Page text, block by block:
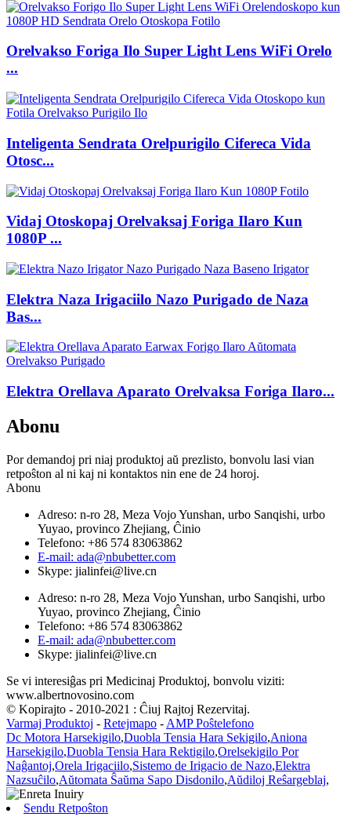
Orelvakso Foriga Ilo Super Light Lens WiFi Orelo
...
Inteligenta Sendrata Orelpurigilo Cifereca Vida
Otosc...
Vidaj Otoskopaj Orelvaksaj Foriga Ilaro Kun
1080P ...
Elektra Naza Irigaciilo Nazo Purigado de Naza
Bas...
Elektra Orellava Aparato Orelvaksa Foriga Ilaro...
Abonu
Por demandoj pri niaj produktoj aŭ prezlisto, bonvolu lasi vian
retpoŝton al ni kaj ni kontaktos nin ene de 24 horoj.
Abonu
Adreso: n-ro 28, Meza Vojo Yunshan, urbo Sanqishi, urbo
Yuyao, provinco Zhejiang, Ĉinio
Telefono: +86 574 83063862
E-mail: ada@nbubetter.com
Skype: jialinfei@live.cn
Adreso: n-ro 28, Meza Vojo Yunshan, urbo Sanqishi, urbo
Yuyao, provinco Zhejiang, Ĉinio
Telefono: +86 574 83063862
E-mail: ada@nbubetter.com
Skype: jialinfei@live.cn
Se vi interesiĝas pri Medicinaj Produktoj, bonvolu viziti:
www.albertnovosino.com
© Kopirajto - 2010-2021 : Ĉiuj Rajtoj Rezervitaj.
Varmaj Produktoj - Retejmapo - AMP Poŝtelefono
Dc Motora Harsekigilo,Duobla Tensia Hara Sekigilo,Aniona
Harsekigilo,Duobla Tensia Hara Rektigilo,Orelsekigilo Por
Naĝantoj,Orela Irigaciilo,Sistemo de Irigacio de Nazo,Elektra
Nazsuĉilo,Aŭtomata Ŝaŭma Sapo Disdonilo,Aŭdiloj Reŝargeblaj,
Sendu Retpoŝton